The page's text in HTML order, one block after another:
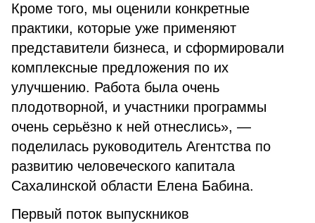
Кроме того, мы оценили конкретные
практики, которые уже применяют
представители бизнеса, и сформировали
комплексные предложения по их
улучшению. Работа была очень
плодотворной, и участники программы
очень серьёзно к ней отнеслись», —
поделилась руководитель Агентства по
развитию человеческого капитала
Сахалинской области Елена Бабина.
Первый поток выпускников